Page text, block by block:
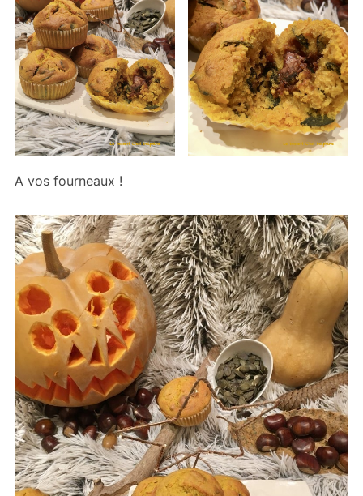
A vos fourneaux !